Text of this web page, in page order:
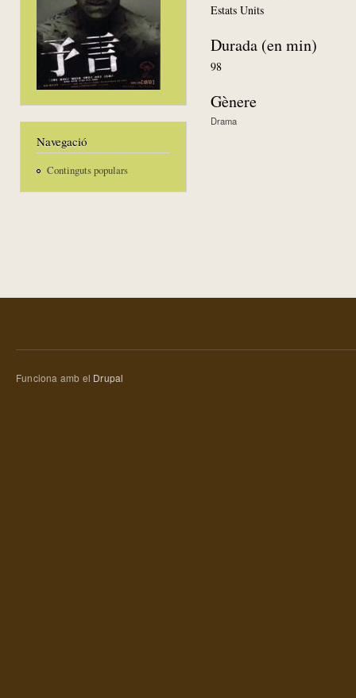
Navegació
Continguts populars
Estats Units
Durada (en min)
98
Gènere
Drama
Funciona amb el Drupal